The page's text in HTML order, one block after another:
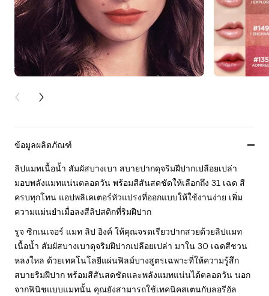
PREVIOUS CARD
NEXT CARD
ข้อมูลผลิตภัณฑ์
ลิปแมทเนื้อน้ำ สัมผัสบางเบา สบายปากดุจริมฝีปากเปลือยเปล่า
มอบพลังแมทแน่นตลอดวัน พร้อมสีสันสดชัดให้เลือกถึง 31 เฉด สี
ครบทุกโทน แอปพลิเคเตอร์หัวแปรงที่ออกแบบให้ใช้งานง่าย เพิ่ม
ความแม่นยำเมื่อลงสีลิปสติกที่ริมฝีปาก
รูจ ซิกเนเจอร์ แมท ลิป อิงค์ ให้คุณจรดเรียวปากสวยด้วยลิปแมท
เนื้อน้ำ สัมผัสบางเบาดุจริมฝีปากเปลือยเปล่า มาใน 30 เฉดสีชวน
หลงใหล ด้วยเทคโนโลยีแผ่นฟิลม์บางสูตรเฉพาะที่ให้ความรู้สึก
สบายริมฝีปาก พร้อมสีสันสดชัดและพลังแมทแน่นได้ตลอดวัน นอก
จากฟินิชแบบแมทนั้น คุณยังสามารถใช้เทคนิคสเตนกับลอรีอัล